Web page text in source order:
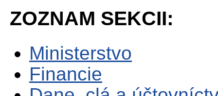
ZOZNAM SEKCII:
Ministerstvo
Financie